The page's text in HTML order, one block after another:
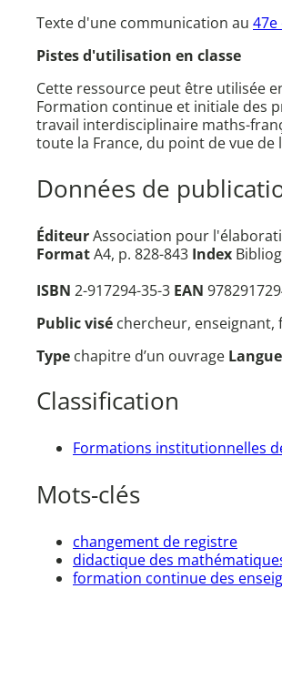
Texte d'une communication au 47e
Pistes d'utilisation en classe
Cette ressource peut être utilisée
Formation continue et initiale des
travail interdisciplinaire maths-
toute la France, du point de vue
Données de
ÉditeurAssociation pour
FormatA4, p. 828-843 Index
ISBN 2-917294-35-3 EAN
Public visé chercheur,
Type chapitre d’un ouvrage Langue
Classification
Formations institutionnelles
Mots-clés
changement de registre
didactique des
formation continue des